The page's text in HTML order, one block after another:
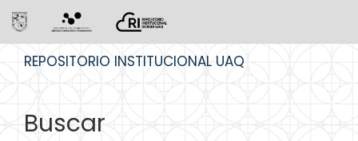
REPOSITORIO INSTITUCIONAL UAQ
Buscar